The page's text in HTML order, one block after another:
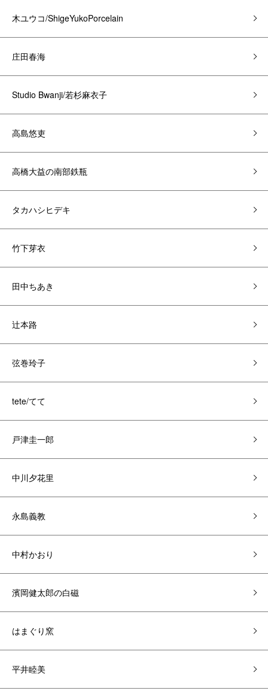
木ユウコ/ShigeYukoPorcelain
庄田春海
Studio Bwanji/若杉麻衣子
高島悠吏
高橋大益の南部鉄瓶
タカハシヒデキ
竹下芽衣
田中ちあき
辻本路
弦巻玲子
tete/てて
戸津圭一郎
中川夕花里
永島義教
中村かおり
濱岡健太郎の白磁
はまぐり窯
平井睦美